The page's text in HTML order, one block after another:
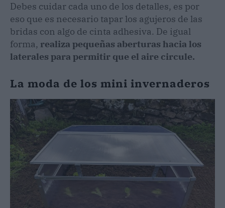
Debes cuidar cada uno de los detalles, es por
eso que es necesario tapar los agujeros de las
bridas con algo de cinta adhesiva. De igual
forma, realiza pequeñas aberturas hacia los
laterales para permitir que el aire circule.
La moda de los mini invernaderos